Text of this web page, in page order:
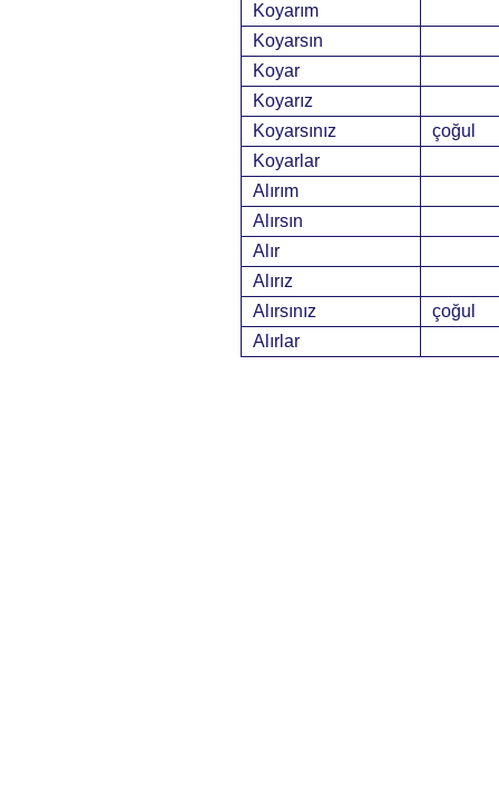
Koyarım
Koyarsın
Koyar
Koyarız
Koyarsınız
çoğul
Koyarlar
Alırım
Alırsın
Alır
Alırız
Alırsınız
çoğul
Alırlar